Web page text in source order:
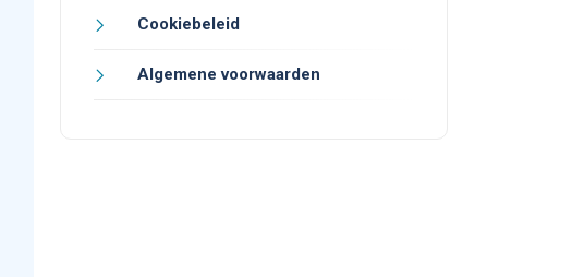
Cookiebeleid
Algemene voorwaarden